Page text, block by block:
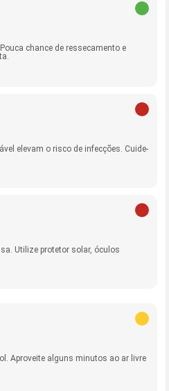
chance de ressecamento e
elevam o risco de infecções. Cuide-
Utilize protetor solar, óculos
Aproveite alguns minutos ao ar livre